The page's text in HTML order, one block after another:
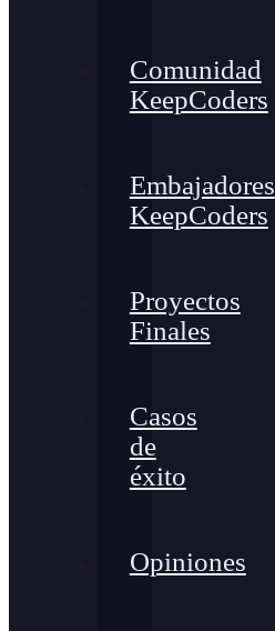
Comunidad
KeepCoders
Embajadores
KeepCoders
Proyectos
Finales
Casos
de
éxito
Opiniones